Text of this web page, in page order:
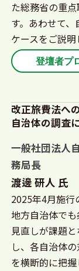
た総務省の重
す。あわせて
ケースをご説明
登壇者プ
地方債制度
員派遣制度
職。自治体
の取組など
改正旅費法へ
自治体の調査
一般社団法人
務局長
渡邊 研人 氏
2025年4月施行
地方自治体で
見直しが課題
し、各自治体
を横断的に把